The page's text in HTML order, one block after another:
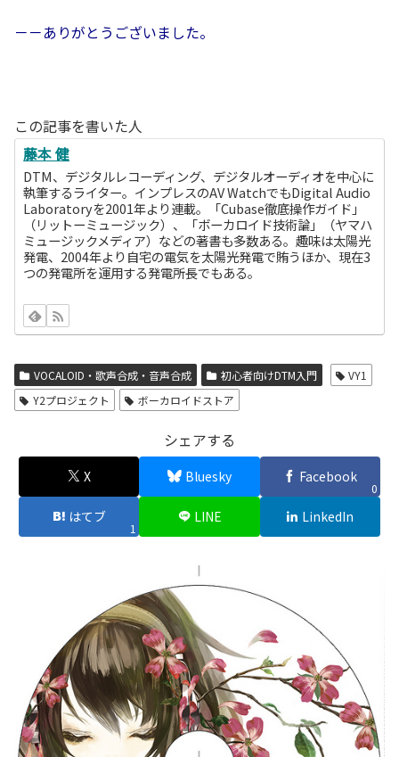
－－ありがとうございました。
この記事を書いた人
藤本 健
DTM、デジタルレコーディング、デジタルオーディオを中心に
執筆するライター。インプレスのAV WatchでもDigital Audio
Laboratoryを2001年より連載。「Cubase徹底操作ガイド」
（リットーミュージック）、「ボーカロイド技術論」（ヤマハ
ミュージックメディア）などの著書も多数ある。趣味は太陽光
発電、2004年より自宅の電気を太陽光発電で賄うほか、現在3
つの発電所を運用する発電所長でもある。
VOCALOID・歌声合成・音声合成 初心者向けDTM入門
VY1
Y2プロジェクト
ボーカロイドストア
シェアする
X Bluesky Facebook
0
はてブ
1
LINE LinkedIn